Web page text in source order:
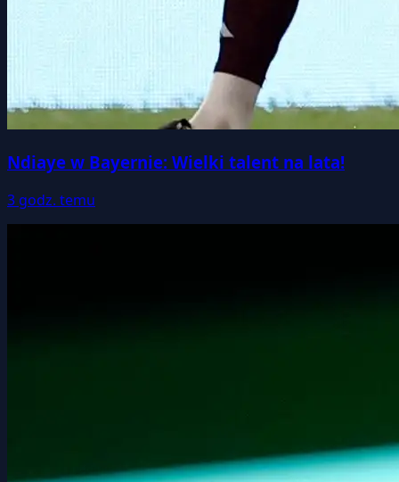
Ndiaye w Bayernie: Wielki talent na lata!
3 godz. temu